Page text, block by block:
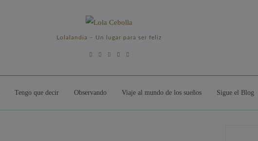
Lolalandia – Un lugar para ser feliz
Tengo que decir Observando Viaje al mundo de los sueños Sigue el Blog